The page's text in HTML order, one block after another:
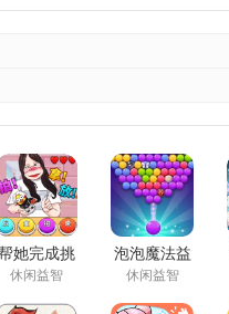
她完成挑
战游戏最新
休闲益智
泡泡魔法益
智游戏免费
休闲益智